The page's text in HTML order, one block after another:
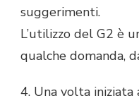
suggerimenti.
L’utilizzo del G2 è
qualche domanda,
4. Una volta